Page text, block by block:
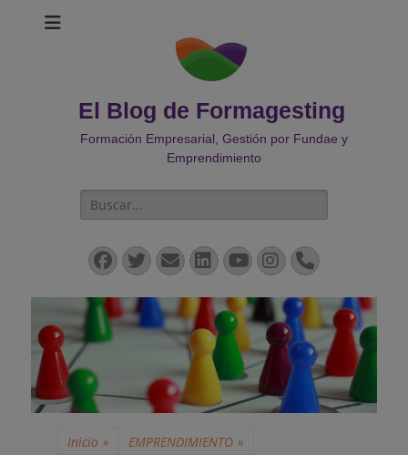
El Blog de Formagesting
Formación Empresarial, Gestión por Fundae y
Emprendimiento
Buscar:
Facebook
Twitter
Correo
electrónico
LinkedIn
YouTube
Instagram
Teléfono
Inicio » EMPRENDIMIENTO »